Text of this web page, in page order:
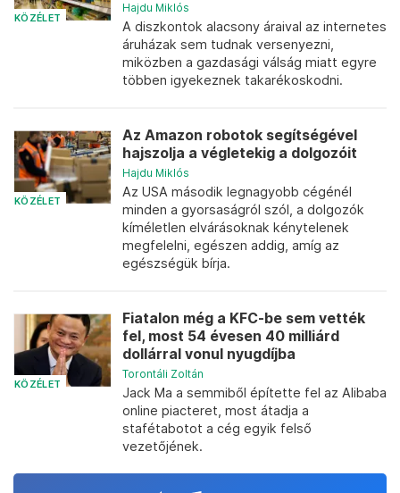
KÖZÉLET
Hajdu Miklós
A diszkontok alacsony áraival az internetes
áruházak sem tudnak versenyezni,
miközben a gazdasági válság miatt egyre
többen igyekeznek takarékoskodni.
KÖZÉLET
Az Amazon robotok segítségével
hajszolja a végletekig a dolgozóit
Hajdu Miklós
Az USA második legnagyobb cégénél
minden a gyorsaságról szól, a dolgozók
kíméletlen elvárásoknak kénytelenek
megfelelni, egészen addig, amíg az
egészségük bírja.
KÖZÉLET
Fiatalon még a KFC-be sem vették
fel, most 54 évesen 40 milliárd
dollárral vonul nyugdíjba
Torontáli Zoltán
Jack Ma a semmiből építette fel az Alibaba
online piacteret, most átadja a
stafétabotot a cég egyik felső
vezetőjének.